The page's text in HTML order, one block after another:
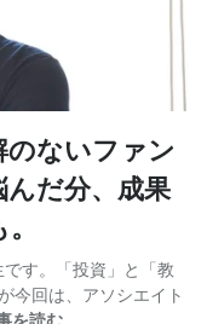
のないファン
んだ分、成果
す。「投資」と「教
今回は、アソシエイト
を読む